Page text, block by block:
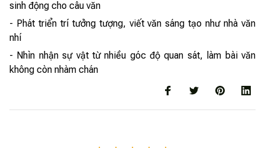
sinh động cho câu văn
- Phát triển trí tưởng tượng, viết văn sáng tạo như nhà văn
nhí
- Nhìn nhận sự vật từ nhiều góc độ quan sát, làm bài văn
không còn nhàm chán